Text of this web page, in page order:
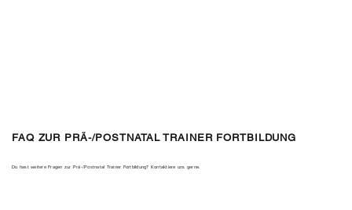
FAQ ZUR PRÄ-/POSTNATAL TRAINER FORTBILDUNG
Du hast weitere Fragen zur Prä-/Postnatal Trainer Fortbildung? Kontaktiere uns gerne.